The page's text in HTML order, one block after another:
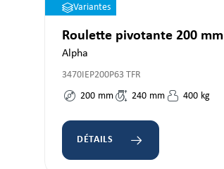
Variantes
Roulette pivotante 200 mm
Alpha
3470IEP200P63 TFR
200 mm 240 mm 400 kg
DÉTAILS